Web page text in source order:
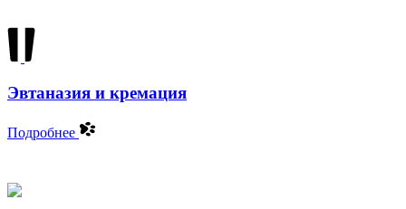
Эвтаназия и кремация
Подробнее